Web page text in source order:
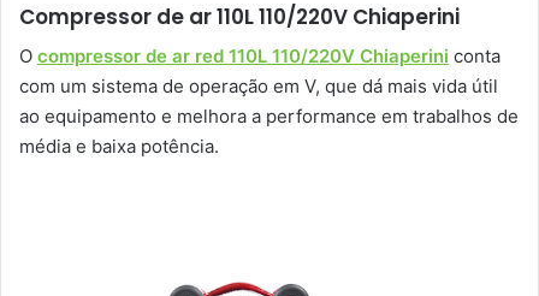
Compressor de ar 110L 110/220V Chiaperini
O compressor de ar red 110L 110/220V Chiaperini conta
com um sistema de operação em V, que dá mais vida útil
ao equipamento e melhora a performance em trabalhos de
média e baixa potência.